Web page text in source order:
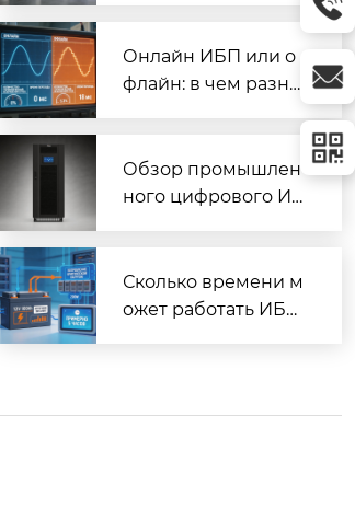
ию | Prostar
Онлайн ИБП или о
флайн: в чем разни
Обзор промышлен
ного цифрового ИБ
применение | Prost
ar
Сколько времени м
ожет работать ИБП